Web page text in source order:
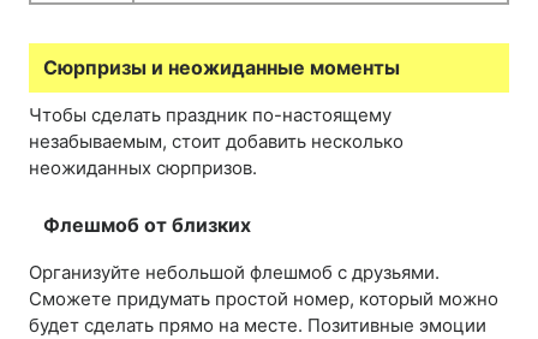
Сюрпризы и неожиданные моменты
Чтобы сделать праздник по-настоящему
незабываемым, стоит добавить несколько
неожиданных сюрпризов.
Флешмоб от близких
Организуйте небольшой флешмоб с друзьями.
Сможете придумать простой номер, который можно
будет сделать прямо на месте. Позитивные эмоции